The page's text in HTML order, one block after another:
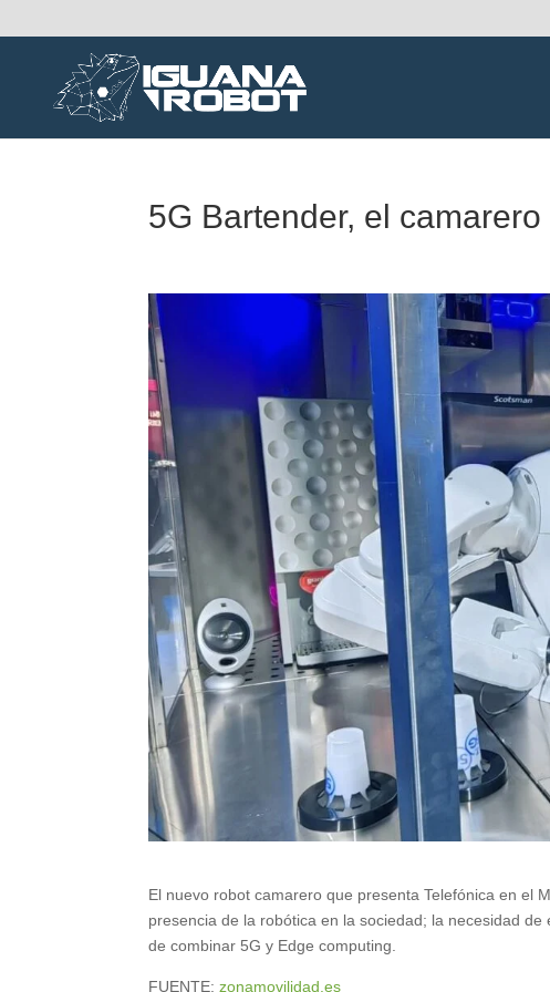
5G Bartender, el
El nuevo robot camarero que presenta Telefónica en el
presencia de la robótica en la sociedad; la necesidad
de combinar 5G y Edge computing.
FUENTE:zonamovilidad.es